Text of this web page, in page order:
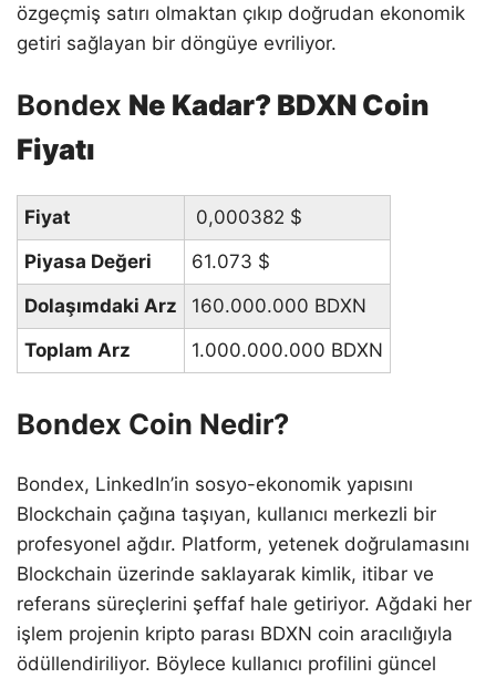
özgeçmiş satırı olmaktan çıkıp doğrudan ekonomik
getiri sağlayan bir döngüye evriliyor.
Bondex Ne Kadar? BDXN Coin
Fiyatı
Fiyat 0,000382 $
Piyasa Değeri
61.073 $
Dolaşımdaki Arz
160.000.000 BDXN
Toplam Arz
1.000.000.000 BDXN
Bondex Coin Nedir?
Bondex, LinkedIn’in sosyo-ekonomik yapısını
Blockchain çağına taşıyan, kullanıcı merkezli bir
profesyonel ağdır. Platform, yetenek doğrulamasını
Blockchain üzerinde saklayarak kimlik, itibar ve
referans süreçlerini şeffaf hale getiriyor. Ağdaki her
işlem projenin kripto parası BDXN coin aracılığıyla
ödüllendiriliyor. Böylece kullanıcı profilini güncel